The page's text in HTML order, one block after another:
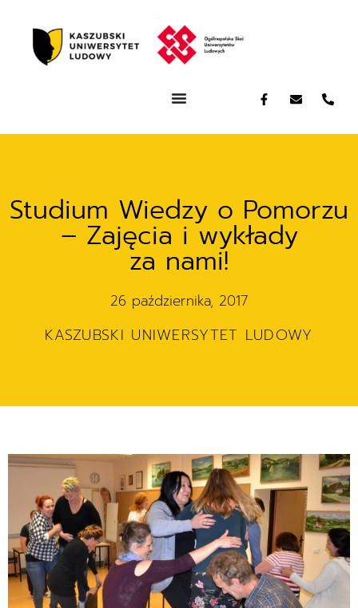
Studium Wiedzy o Pomorzu
– Zajęcia i wykłady
za nami!
26 października, 2017
KASZUBSKI UNIWERSYTET LUDOWY